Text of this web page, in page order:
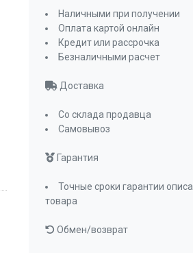
Наличными при получении
Оплата картой онлайн
Кредит или рассрочка
Безналичными расчет
Доставка
Со склада продавца
Самовывоз
Гарантия
Точные сроки гарантии
товара
Обмен/возврат